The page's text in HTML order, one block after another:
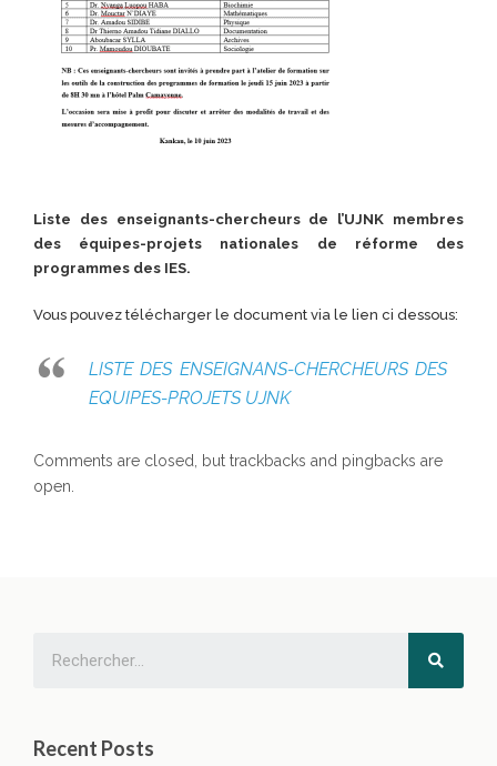
Liste des enseignants-chercheurs de l’UJNK membres
des équipes-projets nationales de réforme des
programmes des IES.
Vous pouvez télécharger le document via le lien ci dessous:
LISTE DES ENSEIGNANS-CHERCHEURS DES
EQUIPES-PROJETS UJNK
Comments are closed, but trackbacks and pingbacks are
open.
Recent Posts